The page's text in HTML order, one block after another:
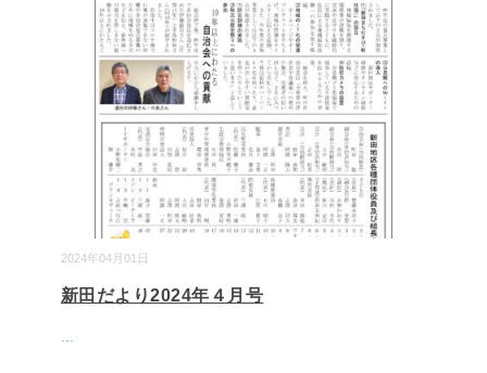
2024年04月01日
新田だより2024年４月号